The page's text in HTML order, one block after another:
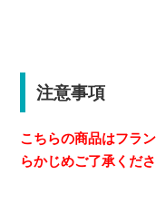
注意事項
こちらの商品はフラ
らかじめご了承くださ